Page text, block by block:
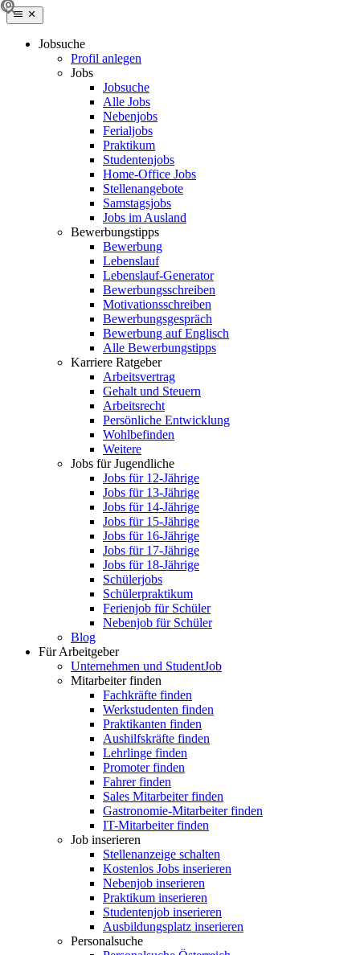
Jobsuche
Profil anlegen
Jobs
Jobsuche
Alle Jobs
Nebenjobs
Ferialjobs
Praktikum
Studentenjobs
Home-Office Jobs
Stellenangebote
Samstagsjobs
Jobs im Ausland
Bewerbungstipps
Bewerbung
Lebenslauf
Lebenslauf-Generator
Bewerbungsschreiben
Motivationsschreiben
Bewerbungsgespräch
Bewerbung auf Englisch
Alle Bewerbungstipps
Karriere Ratgeber
Arbeitsvertrag
Gehalt und Steuern
Arbeitsrecht
Persönliche Entwicklung
Wohlbefinden
Weitere
Jobs für Jugendliche
Jobs für 12-Jährige
Jobs für 13-Jährige
Jobs für 14-Jährige
Jobs für 15-Jährige
Jobs für 16-Jährige
Jobs für 17-Jährige
Jobs für 18-Jährige
Schülerjobs
Schülerpraktikum
Ferienjob für Schüler
Nebenjob für Schüler
Blog
Für Arbeitgeber
Unternehmen und StudentJob
Mitarbeiter finden
Fachkräfte finden
Werkstudenten finden
Praktikanten finden
Aushilfskräfte finden
Lehrlinge finden
Promoter finden
Fahrer finden
Sales Mitarbeiter finden
Gastronomie-Mitarbeiter finden
IT-Mitarbeiter finden
Job inserieren
Stellenanzeige schalten
Kostenlos Jobs inserieren
Nebenjob inserieren
Praktikum inserieren
Studentenjob inserieren
Ausbildungsplatz inserieren
Personalsuche